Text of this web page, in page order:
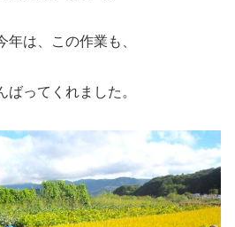
は、この作業も、
ばってくれました。